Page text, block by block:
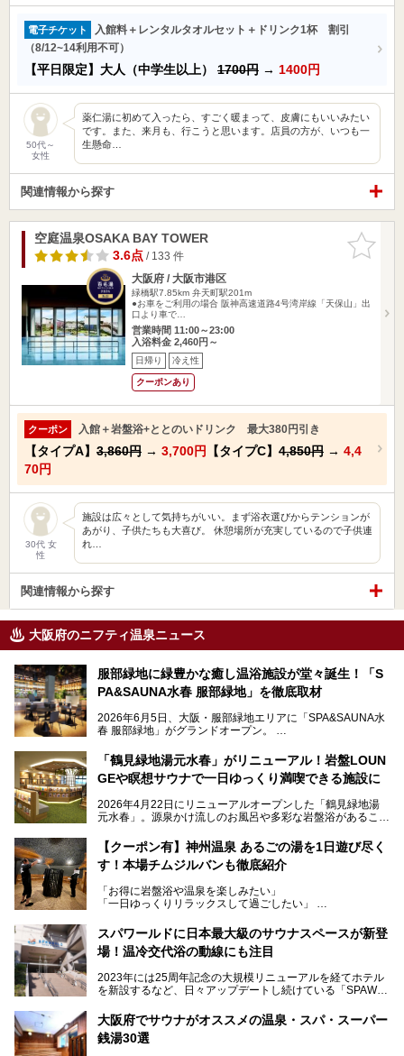
電子チケット
入館料＋レンタルタオルセット＋ドリンク1杯 割引
（8/12~14利用不可）
【平日限定】大人（中学生以上） 1700円 → 1400円
50代～
女性
薬仁湯に初めて入ったら、すごく暖まって、皮膚にもいいみたい
です。また、来月も、行こうと思います。店員の方が、いつも一
生懸命…
関連情報から探す
お気に入
りに追加
空庭温泉OSAKA BAY TOWER
3.6点/ 133 件
大阪府 / 大阪市港区
緑橋駅7.85km 弁天町駅201m
●お車をご利用の場合 阪神高速道路4号湾岸線「天保山」出
口より車で…
営業時間 11:00～23:00
入浴料金 2,460円～
日帰り 冷え性
クーポンあり
クーポン 入館＋岩盤浴+ととのいドリンク 最大380円引き
【タイプA】 3,860円 → 3,700円 【タイプC】 4,850円 → 4,4
70円
30代 女
性
施設は広々として気持ちがいい。まず浴衣選びからテンションが
あがり、子供たちも大喜び。 休憩場所が充実しているので子供連
れ…
関連情報から探す
大阪府のニフティ温泉ニュース
服部緑地に緑豊かな癒し温浴施設が堂々誕生！「S
PA&SAUNA水春 服部緑地」を徹底取材
2026年6月5日、大阪・服部緑地エリアに「SPA&SAUNA水
春 服部緑地」がグランドオープン。
当初の計画から約5年の時を経て誕生した本施設は、温泉・
サウナ・岩盤浴・フィットネス・ラウンジ・レストランなど
を融合した、これまでの“水春”のイメージをさらに進化させ
今回はオープン前の内覧会に参加し、館内のこだわりポイン
サウナー注目の3種のサウナや160cmの深水風呂、没入感の
高い岩盤浴エリア、日本最大の台数を誇る最新AIフィットネ
スマシンなど、見どころ満載の館内を詳しくご紹介します。
「鶴見緑地湯元水春」がリニューアル！岩盤LOUN
GEや瞑想サウナで一日ゆっくり満喫できる施設に
2026年4月22日にリニューアルオープンした「鶴見緑地湯
元水春」。源泉かけ流しのお風呂や多彩な岩盤浴があること
に“一日中くつろげる場所”としてパワーアップしています。
今回のリニューアルでは、新たに登場した瞑想サウナをはじ
見どころが盛りだくさん。日常の疲れを癒やしたい方はもち
ろん、休日にゆったり過ごしたい方にもぴったりの内容とな
本記事では、そんなリニューアル後の注目ポイントを詳しく
紹介します。これから「鶴見緑地湯元水春」に訪れる方や、
い。
【クーポン有】神州温泉 あるごの湯を1日遊び尽く
す！本場チムジルバンも徹底紹介
「お得に岩盤浴や温泉を楽しみたい」
「一日ゆっくりリラックスして過ごしたい」
利用できる「神州温泉 あるごの湯」です。
あるごの湯は、大阪府豊中市にある日帰り温浴施設で、阪急
チムジルバン（岩盤浴）を中心に、発汗・リラックス・漫画
タイムまで満喫できる長時間滞在型の施設なので、一日中ゆ
る迫力ある熱波パフォーマンスも毎日行われており、“とと
のう”体験をしっかり楽しめるのもポイントです。
スパワールドに日本最大級のサウナスペースが新登
場！温冷交代浴の動線にも注目
2023年には25周年記念の大規模リニューアルを経てホテル
を新設するなど、日々アップデートし続けている「SPAWO
そんなスパワールドが2025年11月15日（土）に、新たな浴
室や日本最大級140人収容の大規模サウナを携えてリニュー
アルオープン！浴室である4F・6Fそれぞれにリニューアル
大阪府でサウナがオススメの温泉・スパ・スーパー
銭湯30選